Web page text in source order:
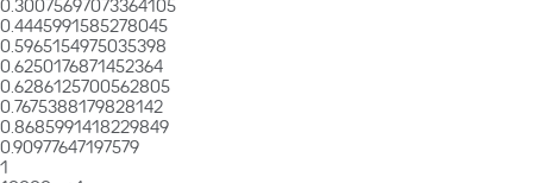
0.30075697073364105
0.4445991585278045
0.5965154975035398
0.6250176871452364
0.6286125700562805
0.7675388179828142
0.8685991418229849
0.90977647197579
1